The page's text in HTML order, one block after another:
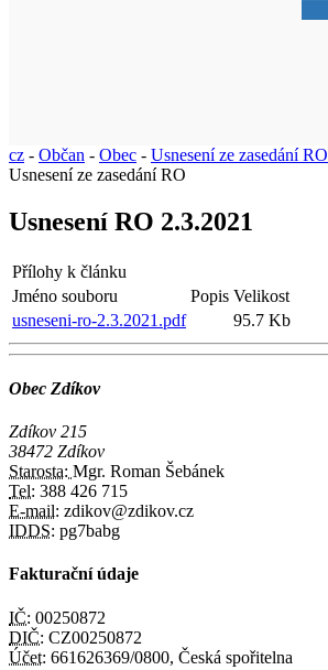
cz - Občan - Obec - Usnesení ze zasedání RO
Usnesení ze zasedání RO
Usnesení RO 2.3.2021
Přílohy k článku
Jméno souboru
Popis Velikost
usneseni-ro-2.3.2021.pdf
95.7 Kb
Obec Zdíkov
Zdíkov 215
38472 Zdíkov
Starosta: Mgr. Roman Šebánek
Tel: 388 426 715
E-mail: zdikov@zdikov.cz
IDDS: pg7babg
Fakturační údaje
IČ: 00250872
DIČ: CZ00250872
Účet: 661626369/0800, Česká spořitelna